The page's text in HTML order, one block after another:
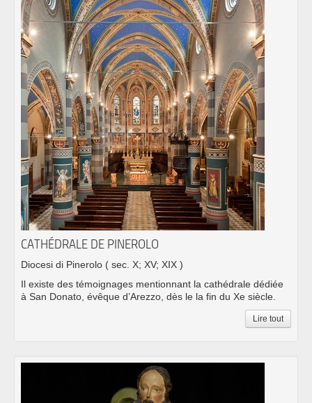
EVÉNEMENTS
ACCUEIL
BÉNÉVOLES
CONTACTS
PRESS
CATHÉDRALE DE PINEROLO
Diocesi di Pinerolo ( sec. X; XV; XIX )
Il existe des témoignages mentionnant la cathédrale dédiée
à San Donato, évêque d’Arezzo, dès le la fin du Xe siècle.
Lire tout